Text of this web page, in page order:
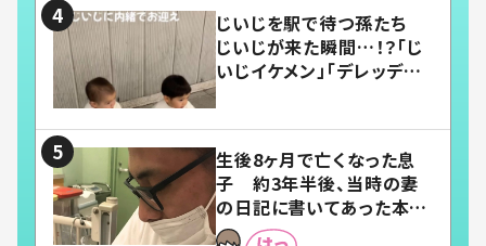
じいじを駅で待つ孫たち
じいじが来た瞬間…！？「じ
いじイケメン」「デレッデレ」
生後8ヶ月で亡くなった息
子 約3年半後、当時の妻
の日記に書いてあった本音
とは